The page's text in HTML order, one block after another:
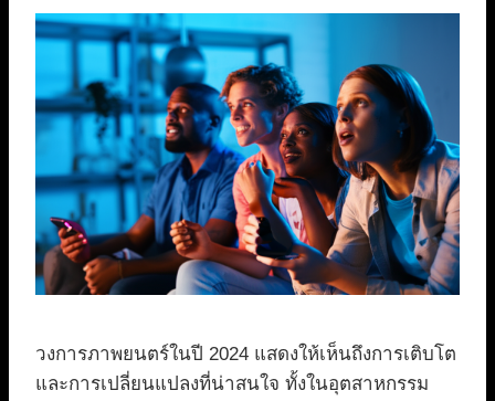
วงการภาพยนตร์ในปี 2024 แสดงให้เห็นถึงการเติบโต
และการเปลี่ยนแปลงที่น่าสนใจ ทั้งในอุตสาหกรรม